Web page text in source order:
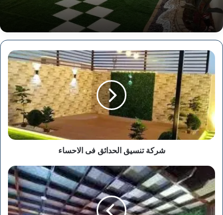
شركة
تنسيق
الحدائق
فى
الاحساء
شركة تنسيق الحدائق فى الاحساء
شركة
تنسيق
الحدائق
في